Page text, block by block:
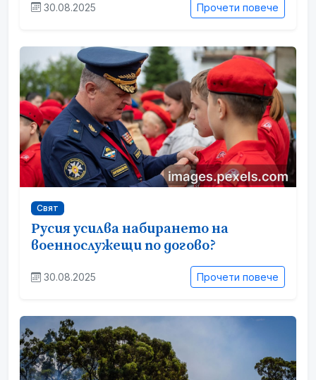
30.08.2025 Прочети повече
Свят
Русия усилва набирането на
военнослужещи по догово?
30.08.2025 Прочети повече